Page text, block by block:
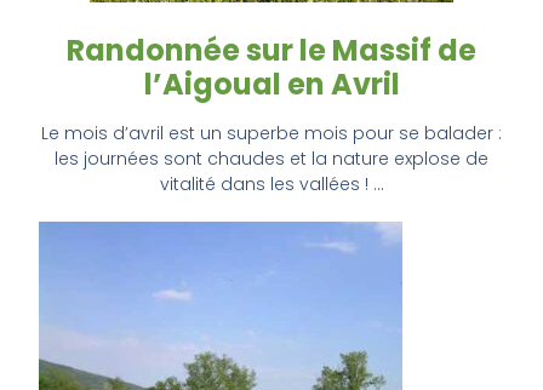
Randonnée sur le Massif de
l’Aigoual en Avril
Le mois d’avril est un superbe mois pour se balader :
les journées sont chaudes et la nature explose de
vitalité dans les vallées ! …